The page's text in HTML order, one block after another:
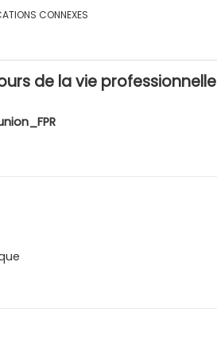
CONNEXES
de la vie professionnelle